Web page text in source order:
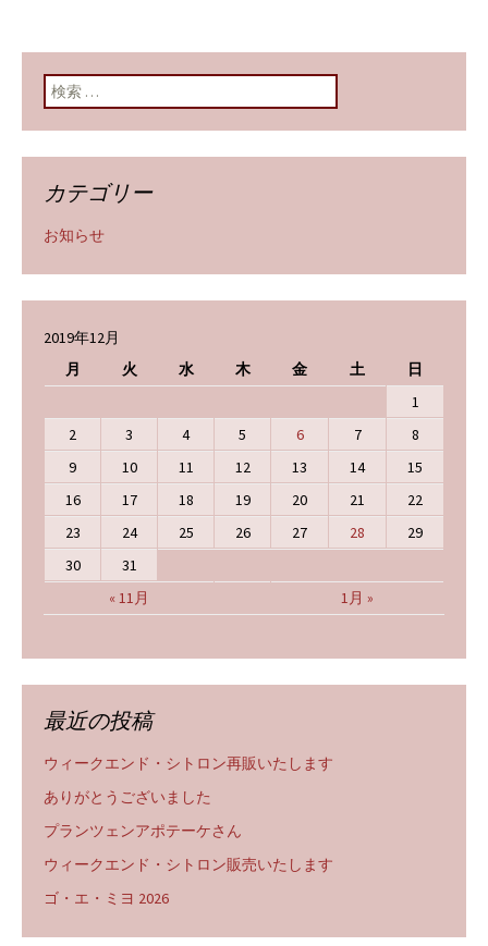
検索:
カテゴリー
お知らせ
2019年12月
月
火 水 木 金 土 日
« 11月 1月 »
1
2
3 4 5 6 7
8
9
10 11 12 13 14
15
16
17 18 19 20 21
22
23
24 25 26 27 28
29
30
31
最近の投稿
ウィークエンド・シトロン再販いたします
ありがとうございました
プランツェンアポテーケさん
ウィークエンド・シトロン販売いたします
ゴ・エ・ミヨ 2026